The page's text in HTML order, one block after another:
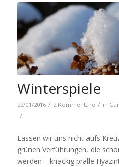
Winterspiele
22/01/2016 / 2 Kommentare / in
/
Lassen wir uns nicht aufs
grünen Verführungen, die
werden – knackig pralle